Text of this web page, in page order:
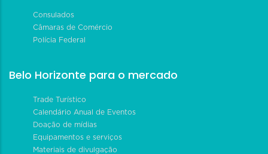
Consulados
Câmaras de Comércio
Polícia Federal
Belo Horizonte para o mercado
Trade Turístico
Calendário Anual de Eventos
Doação de mídias
Equipamentos e serviços
Materiais de divulgação